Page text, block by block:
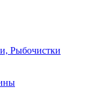
Рыбочистки